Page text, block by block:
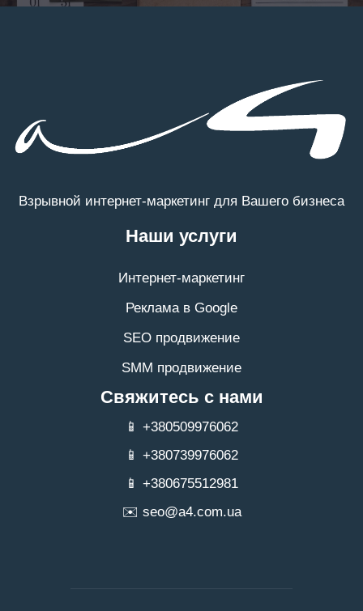
Взрывной интернет-маркетинг для Вашего бизнеса
Наши услуги
Интернет-маркетинг
Реклама в Google
SEO продвижение
SMM продвижение
Свяжитесь с нами
📱 +380509976062
📱 +380739976062
📱 +380675512981
✉️ seo@a4.com.ua